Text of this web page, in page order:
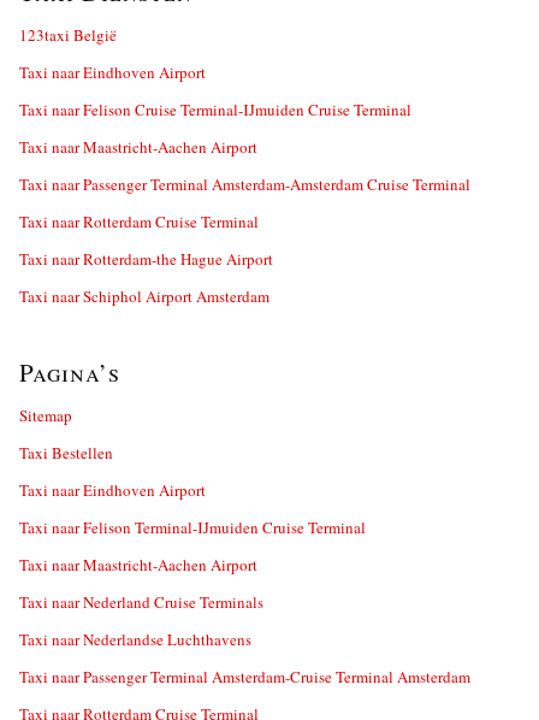
123taxi België
Taxi naar Eindhoven Airport
Taxi naar Felison Cruise Terminal-IJmuiden Cruise Terminal
Taxi naar Maastricht-Aachen Airport
Taxi naar Passenger Terminal Amsterdam-Amsterdam Cruise Terminal
Taxi naar Rotterdam Cruise Terminal
Taxi naar Rotterdam-the Hague Airport
Taxi naar Schiphol Airport Amsterdam
Pagina’s
Sitemap
Taxi Bestellen
Taxi naar Eindhoven Airport
Taxi naar Felison Terminal-IJmuiden Cruise Terminal
Taxi naar Maastricht-Aachen Airport
Taxi naar Nederland Cruise Terminals
Taxi naar Nederlandse Luchthavens
Taxi naar Passenger Terminal Amsterdam-Cruise Terminal Amsterdam
Taxi naar Rotterdam Cruise Terminal